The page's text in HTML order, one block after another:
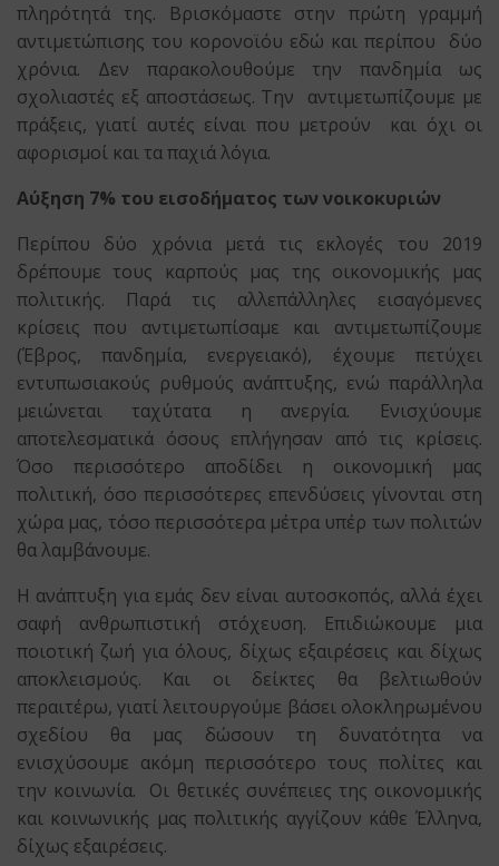
πληρότητά της. Βρισκόμαστε στην πρώτη γραμμή
αντιμετώπισης του κορονοϊόυ εδώ και περίπου δύο
χρόνια. Δεν παρακολουθούμε την πανδημία ως
σχολιαστές εξ αποστάσεως. Την αντιμετωπίζουμε με
πράξεις, γιατί αυτές είναι που μετρούν και όχι οι
αφορισμοί και τα παχιά λόγια.
Αύξηση 7% του εισοδήματος των νοικοκυριών
Περίπου δύο χρόνια μετά τις εκλογές του 2019
δρέπουμε τους καρπούς μας της οικονομικής μας
πολιτικής. Παρά τις αλλεπάλληλες εισαγόμενες
κρίσεις που αντιμετωπίσαμε και αντιμετωπίζουμε
(Έβρος, πανδημία, ενεργειακό), έχουμε πετύχει
εντυπωσιακούς ρυθμούς ανάπτυξης, ενώ παράλληλα
μειώνεται ταχύτατα η ανεργία. Ενισχύουμε
αποτελεσματικά όσους επλήγησαν από τις κρίσεις.
Όσο περισσότερο αποδίδει η οικονομική μας
πολιτική, όσο περισσότερες επενδύσεις γίνονται στη
χώρα μας, τόσο περισσότερα μέτρα υπέρ των πολιτών
θα λαμβάνουμε.
Η ανάπτυξη για εμάς δεν είναι αυτοσκοπός, αλλά έχει
σαφή ανθρωπιστική στόχευση. Επιδιώκουμε μια
ποιοτική ζωή για όλους, δίχως εξαιρέσεις και δίχως
αποκλεισμούς. Και οι δείκτες θα βελτιωθούν
περαιτέρω, γιατί λειτουργούμε βάσει ολοκληρωμένου
σχεδίου θα μας δώσουν τη δυνατότητα να
ενισχύσουμε ακόμη περισσότερο τους πολίτες και
την κοινωνία. Οι θετικές συνέπειες της οικονομικής
και κοινωνικής μας πολιτικής αγγίζουν κάθε Έλληνα,
δίχως εξαιρέσεις.